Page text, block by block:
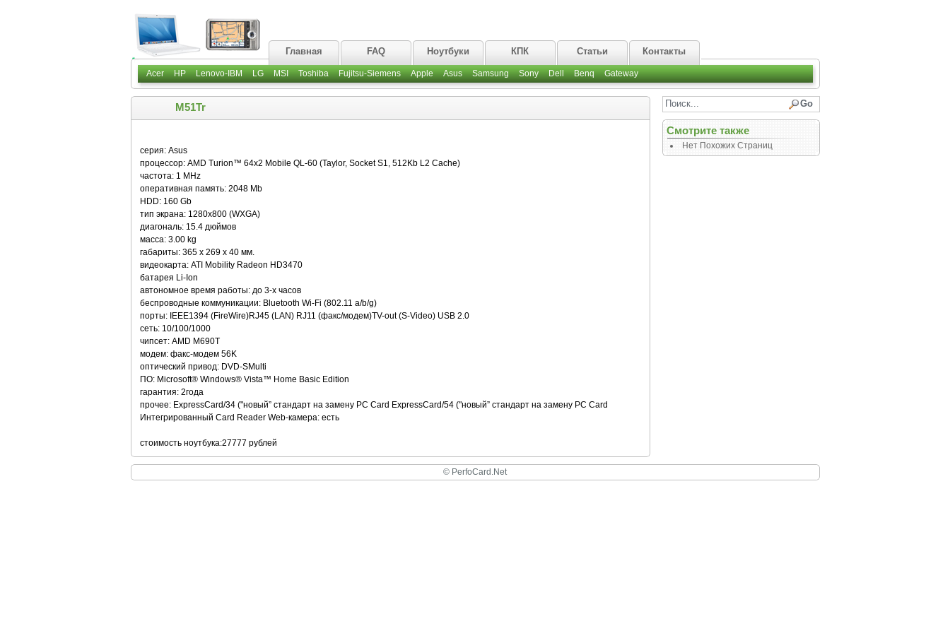
Главная FAQ Ноутбуки КПК Статьи Контакты
Acer HP Lenovo-IBM LG MSI Toshiba Fujitsu-Siemens Apple Asus Samsung Sony Dell Benq Gateway
M51Tr
серия: Asus
процессор: AMD Turion™ 64x2 Mobile QL-60 (Taylor, Socket S1, 512Kb L2 Cache)
частота: 1 MHz
оперативная память: 2048 Mb
HDD: 160 Gb
тип экрана: 1280x800 (WXGA)
диагональ: 15.4 дюймов
масса: 3.00 kg
габариты: 365 x 269 x 40 мм.
видеокарта: ATI Mobility Radeon HD3470
батарея Li-Ion
автономное время работы: до 3-х часов
беспроводные коммуникации: Bluetooth Wi-Fi (802.11 a/b/g)
порты: IEEE1394 (FireWire)RJ45 (LAN) RJ11 (факс/модем)TV-out (S-Video) USB 2.0
сеть: 10/100/1000
чипсет: AMD M690T
модем: факс-модем 56K
оптический привод: DVD-SMulti
ПО: Microsoft® Windows® Vista™ Home Basic Edition
гарантия: 2года
прочее: ExpressCard/34 ("новый” стандарт на замену PC Card ExpressCard/54 ("новый” стандарт на замену PC Card
Интегрированный Card Reader Web-камера: есть
стоимость ноутбука:27777 рублей
Смотрите также
Нет Похожих Страниц
© PerfoCard.Net